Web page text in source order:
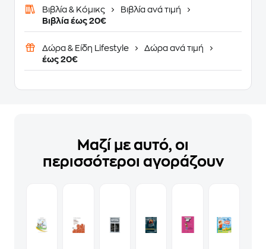
Βιβλία & Κόμικς
Βιβλία ανά τιμή
Βιβλία έως 20€
Δώρα & Είδη Lifestyle
Δώρα ανά τιμή
έως 20€
Μαζί με αυτό, οι
περισσότεροι αγοράζουν